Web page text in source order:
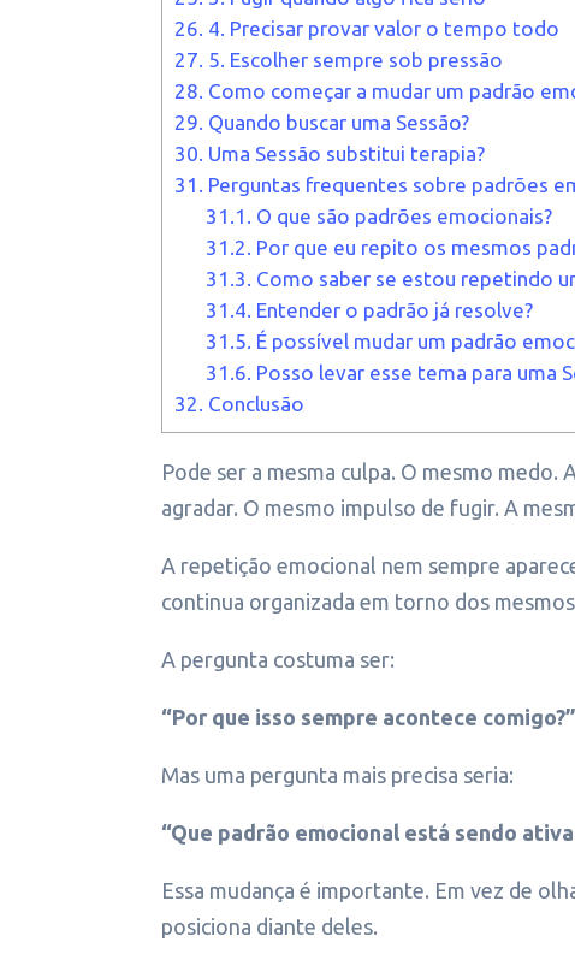
26. 4. Precisar provar valor o tempo todo
27. 5. Escolher sempre sob pressão
28. Como começar a mudar um padrão
29. Quando buscar uma Sessão?
30. Uma Sessão substitui terapia?
31. Perguntas frequentes sobre padrões
31.1. O que são padrões emocionais?
31.2. Por que eu repito os mesmos
31.3. Como saber se estou repetindo
31.4. Entender o padrão já resolve?
31.5. É possível mudar um padrão
31.6. Posso levar esse tema para uma
32. Conclusão
Pode ser a mesma culpa. O mesmo medo.
agradar. O mesmo impulso de fugir. A
A repetição emocional nem sempre
continua organizada em torno dos
A pergunta costuma ser:
“Por que isso sempre acontece comigo?”
Mas uma pergunta mais precisa seria:
“Que padrão emocional está sendo
Essa mudança é importante. Em vez de
posiciona diante deles.